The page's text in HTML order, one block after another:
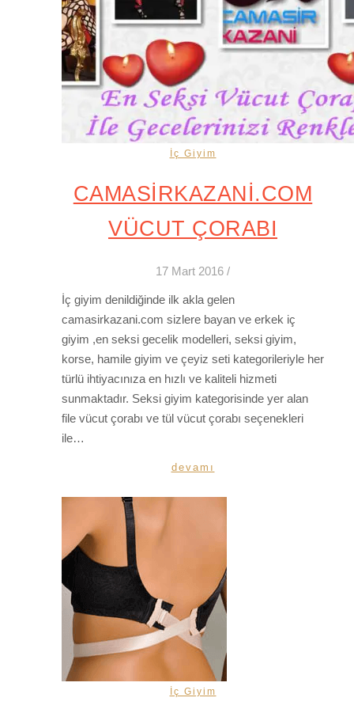
İç Giyim
CAMASİRKAZANİ.COM
VÜCUT ÇORABI
17 Mart 2016 /
İç giyim denildiğinde ilk akla gelen
camasirkazani.com sizlere bayan ve erkek iç
giyim ,en seksi gecelik modelleri, seksi giyim,
korse, hamile giyim ve çeyiz seti kategorileriyle her
türlü ihtiyacınıza en hızlı ve kaliteli hizmeti
sunmaktadır. Seksi giyim kategorisinde yer alan
file vücut çorabı ve tül vücut çorabı seçenekleri
ile…
devamı
İç Giyim